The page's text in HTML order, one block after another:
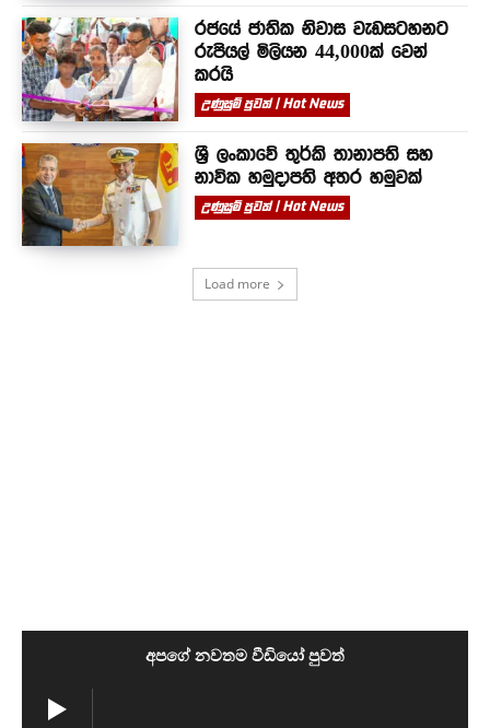
රජයේ ජාතික නිවාස වැඩසටහනට
රුපියල් මිලියන 44,000ක් වෙන්
කරයි
උණුසුම් පුවත් | Hot News
ශ්‍රී ලංකාවේ තුර්කි තානාපති සහ
නාවික හමුදාපති අතර හමුවක්
උණුසුම් පුවත් | Hot News
Load more
අපගේ නවතම වීඩියෝ පුවත්